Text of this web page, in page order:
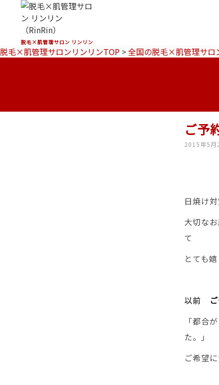
脱毛×肌管理サロン リンリン
脱毛×肌管理サロンリンリンTOP >全国の脱毛×肌管理サロ
ご予
2015年5月
日焼け
大切な
て
とても
以前 ご
「都合
た。」
ご希望